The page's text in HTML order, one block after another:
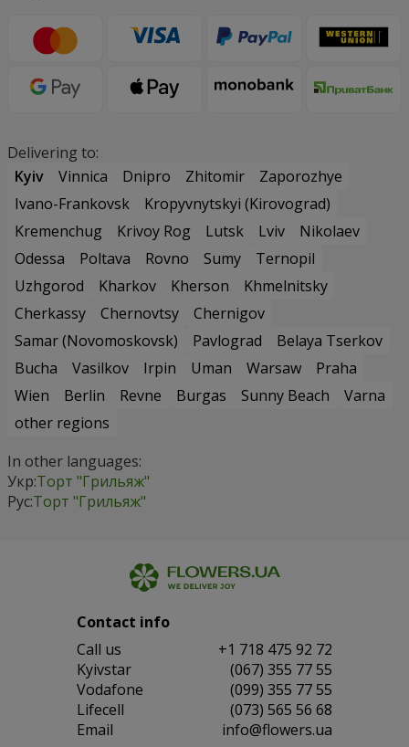
Delivering to:
Kyiv
Vinnica Dnipro Zhitomir
Zaporozhye
Ivano-Frankovsk
Kropyvnytskyi (Kirovograd)
Kremenchug
Krivoy Rog Lutsk Lviv
Nikolaev
Odessa
Poltava Rovno Sumy
Ternopil
Uzhgorod
Kharkov Kherson
Khmelnitsky
Cherkassy
Chernovtsy
Chernigov
Samar (Novomoskovsk)
Pavlograd
Belaya Tserkov
Bucha
Vasilkov Irpin Uman Warsaw
Praha
Wien
Berlin Revne Burgas Sunny Beach
Varna
other regions
In other languages:
Укр:Торт "Грильяж"
Рус:Торт "Грильяж"
Contact info
Сall us
+1 718 475 92 72
Kyivstar
(067) 355 77 55
Vodafone
(099) 355 77 55
Lifecell
(073) 565 56 68
Email
info@flowers.ua